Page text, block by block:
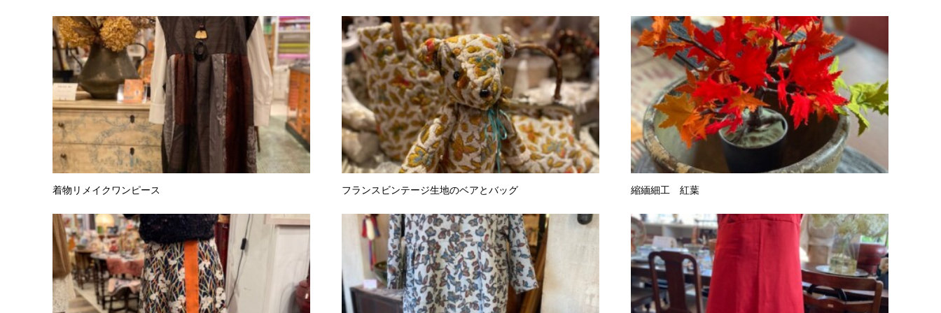
着物リメイクワンピース フランスビンテージ生地のベアとバッグ 縮緬細工 紅葉